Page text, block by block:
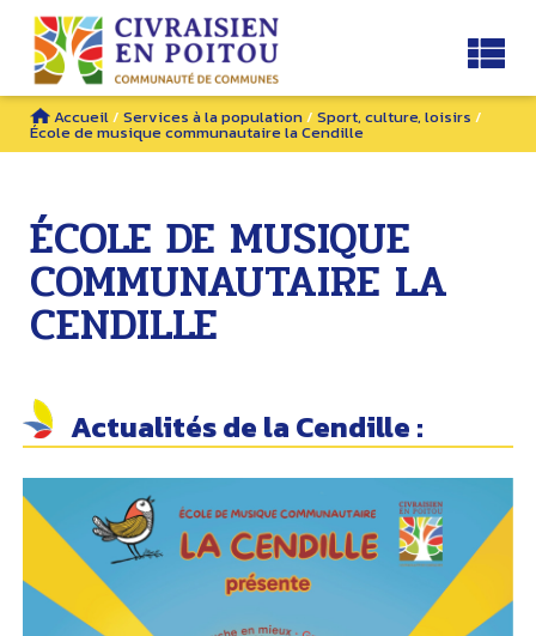
Accueil/ Services à la population/ Sport, culture, loisirs /
École de musique communautaire la Cendille
ÉCOLE DE MUSIQUE
COMMUNAUTAIRE LA
CENDILLE
Actualités de la Cendille :